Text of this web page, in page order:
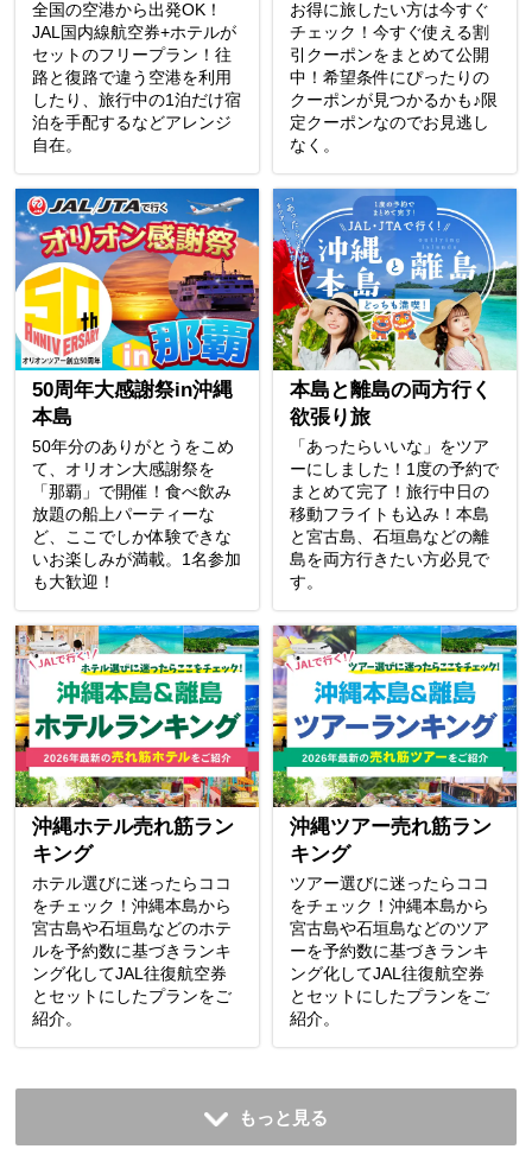
全国の空港から出発OK！
JAL国内線航空券+ホテルが
セットのフリープラン！往
路と復路で違う空港を利用
したり、旅行中の1泊だけ宿
泊を手配するなどアレンジ
自在。
お得に旅したい方は今すぐ
チェック！今すぐ使える割
引クーポンをまとめて公開
中！希望条件にぴったりの
クーポンが見つかるかも♪限
定クーポンなのでお見逃し
なく。
50周年大感謝祭in沖縄
本島
50年分のありがとうをこめ
て、オリオン大感謝祭を
「那覇」で開催！食べ飲み
放題の船上パーティーな
ど、ここでしか体験できな
いお楽しみが満載。1名参加
も大歓迎！
本島と離島の両方行く
欲張り旅
「あったらいいな」をツア
ーにしました！1度の予約で
まとめて完了！旅行中日の
移動フライトも込み！本島
と宮古島、石垣島などの離
島を両方行きたい方必見で
す。
沖縄ホテル売れ筋ラン
キング
ホテル選びに迷ったらココ
をチェック！沖縄本島から
宮古島や石垣島などのホテ
ルを予約数に基づきランキ
ング化してJAL往復航空券
とセットにしたプランをご
紹介。
沖縄ツアー売れ筋ラン
キング
ツアー選びに迷ったらココ
をチェック！沖縄本島から
宮古島や石垣島などのツア
ーを予約数に基づきランキ
ング化してJAL往復航空券
とセットにしたプランをご
紹介。
もっと見る